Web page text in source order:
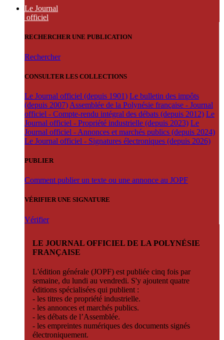
Le Journal
officiel
RECHERCHER UNE PUBLICATION
Rechercher
CONSULTER LES COLLECTIONS
Le Journal officiel (depuis 1901) Le bulletin des impôts
(depuis 2007) Assemblée de la Polynésie française - Journal
officiel - Compte-rendu intégral des débats (depuis 2012) Le
Journal officiel - Propriété industrielle (depuis 2023) Le
Journal officiel - Annonces et marchés publics (depuis 2024)
Le Journal officiel - Signatures électroniques (depuis 2026)
PUBLIER
Comment publier un texte ou une annonce au JOPF
VÉRIFIER UNE SIGNATURE
Vérifier
LE JOURNAL OFFICIEL DE LA POLYNÉSIE
FRANÇAISE
L'édition générale (JOPF) est publiée cinq fois par
semaine, du lundi au vendredi. S'y ajoutent quatre
éditions spécialisées qui publient :
- les titres de propriété industrielle.
- les annonces et marchés publics.
- les débats de l’Assemblée.
- les empreintes numériques des documents signés
électroniquement.